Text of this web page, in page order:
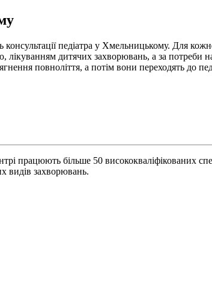
педіатра у Хмельницькому. Для
лікуванням дитячих захворювань, а за потреби
повноліття, а потім вони переходять до
працюють більше 50 висококваліфікованих
видів захворювань.